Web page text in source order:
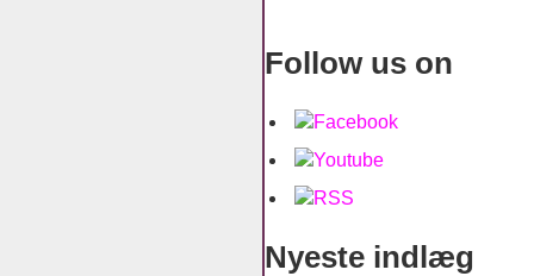
Follow us on
Nyeste indlæg